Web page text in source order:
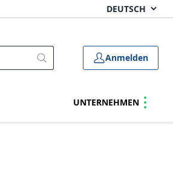
Anmelden
UNTERNEHMEN